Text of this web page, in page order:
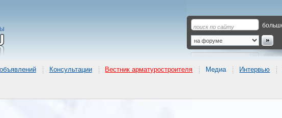
Консультации Вестник арматуростроителя Медиа Интервью